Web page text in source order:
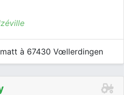
à 67430 Vœllerdingen